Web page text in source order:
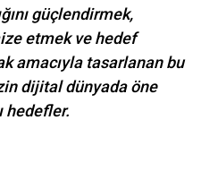
güçlendirmek,
etmek ve hedef
amacıyla tasarlanan bu
dijital dünyada öne
hedefler.